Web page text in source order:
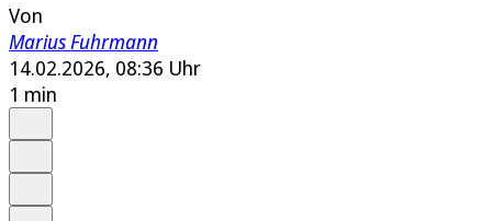
Von
Marius Fuhrmann
14.02.2026, 08:36 Uhr
1 min